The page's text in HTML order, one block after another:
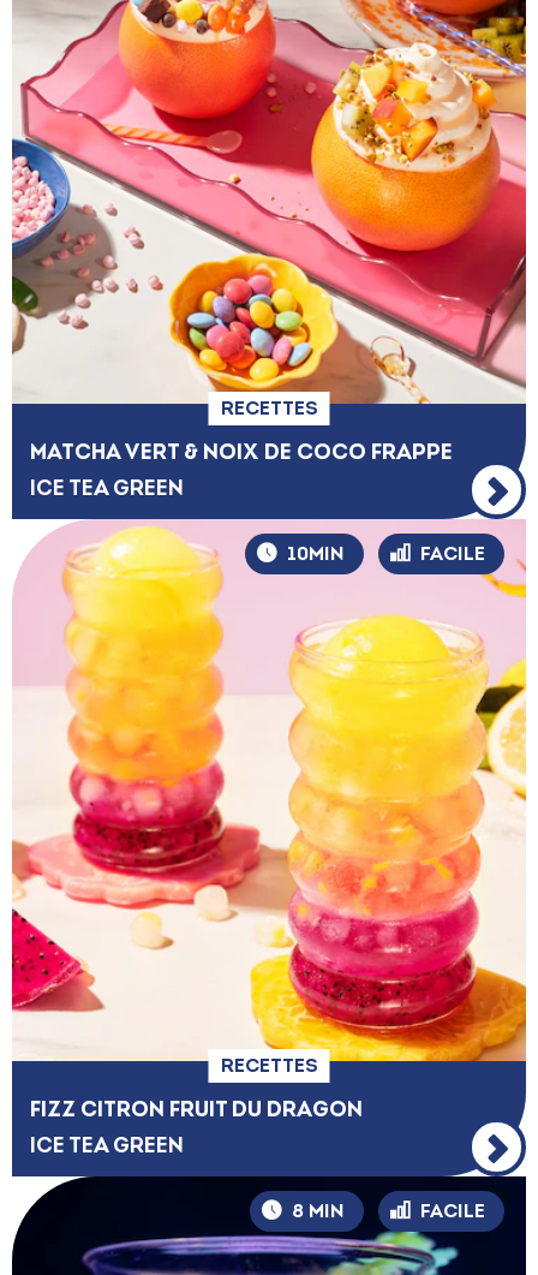
ICE TEA GREEN
MATCHA VERT & NOIX DE COCO FRAPPE​
RECETTES
ICE TEA GREEN
FIZZ CITRON FRUIT DU DRAGON
RECETTES
10MIN FACILE
8 MIN FACILE